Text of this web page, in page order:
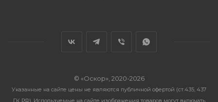
© «Оскор», 2020-2026
Указанные на сайте цены не являются публичной офертой (ст.435, 437
ГК РФ). Используемые на сайте изображения товаров могут включать